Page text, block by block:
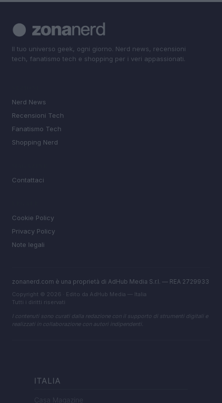
Il tuo universo geek, ogni giorno. Nerd news, recensioni
tech, fanatismo tech e shopping per i veri appassionati.
Nerd News
Recensioni Tech
Fanatismo Tech
Shopping Nerd
Contattaci
Cookie Policy
Privacy Policy
Note legali
zonanerd.com è una proprietà di AdHub Media S.r.l. — REA 2729933
Copyright © 2026 · Edito da AdHub Media — Italia
Tutti i diritti riservati
I contenuti sono curati dalla redazione con il supporto di strumenti digitali e
realizzati in collaborazione con autori indipendenti.
ITALIA
Casa Magazine